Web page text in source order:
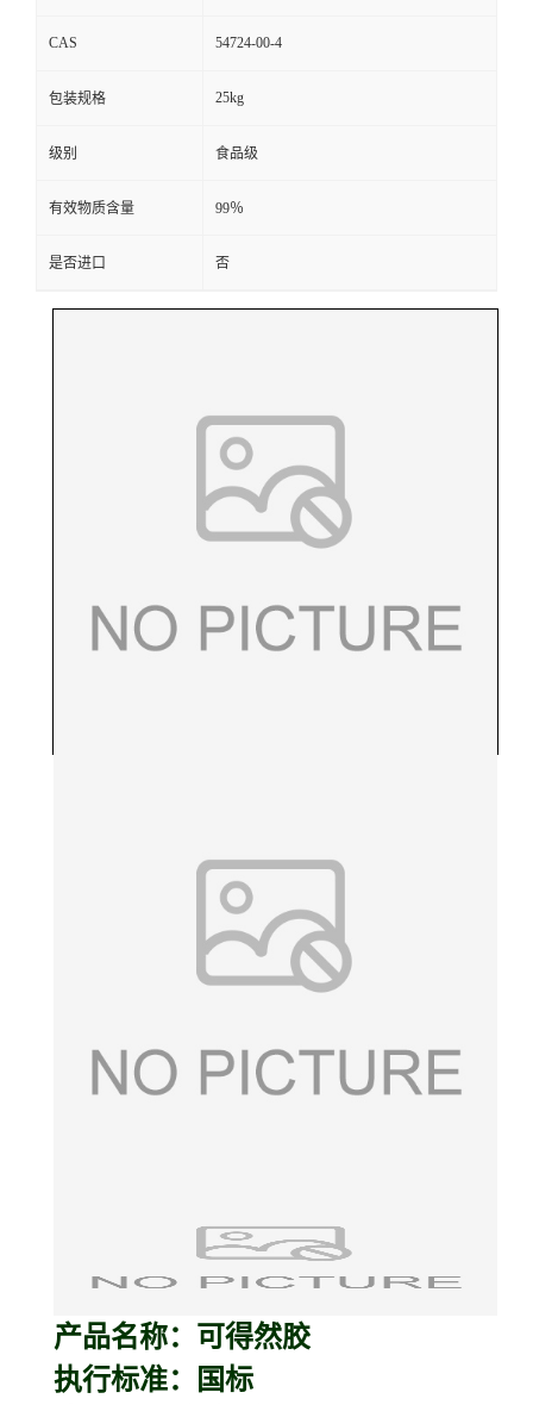
CAS 54724-00-4
包装规格 25kg
级别 食品级
有效物质含量 99％
是否进口 否
产品名称： 可得然胶
执行标准：国标